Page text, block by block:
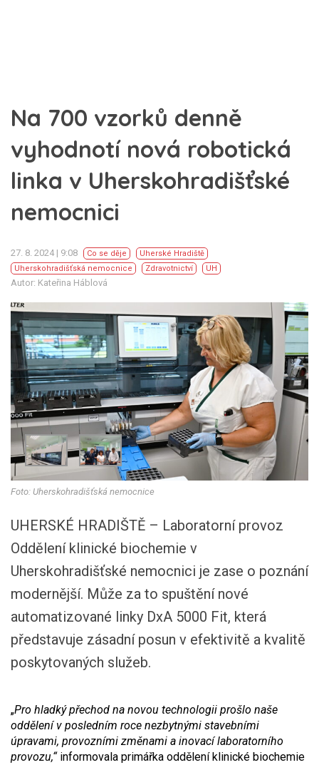
Na 700 vzorků denně
vyhodnotí nová robotická
linka v Uherskohradišťské
nemocnici
27. 8. 2024 | 9:08 Co se děje
Uherské Hradiště
Uherskohradišťská nemocnice
Zdravotnictví UH
Autor: Kateřina Háblová
Foto: Uherskohradišťská nemocnice
UHERSKÉ HRADIŠTĚ – Laboratorní provoz
Oddělení klinické biochemie v
Uherskohradišťské nemocnici je zase o poznání
modernější. Může za to spuštění nové
automatizované linky DxA 5000 Fit, která
představuje zásadní posun v efektivitě a kvalitě
poskytovaných služeb.
„Pro hladký přechod na novou technologii prošlo naše
oddělení v posledním roce nezbytnými stavebními
úpravami, provozními změnami a inovací laboratorního
provozu,“informovala primářka oddělení klinické biochemie